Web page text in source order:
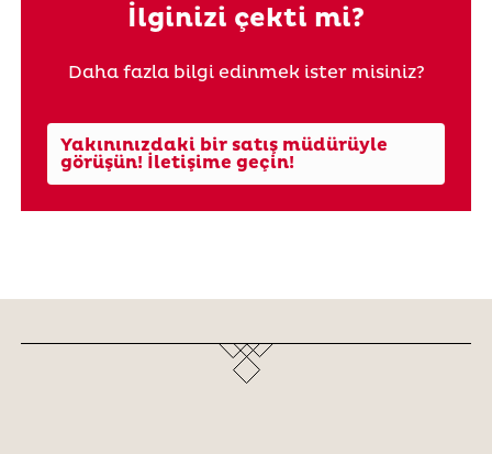
İlginizi çekti mi?
Daha fazla bilgi edinmek ister misiniz?
Yakınınızdaki bir satış müdürüyle
görüşün! İletişime geçin!